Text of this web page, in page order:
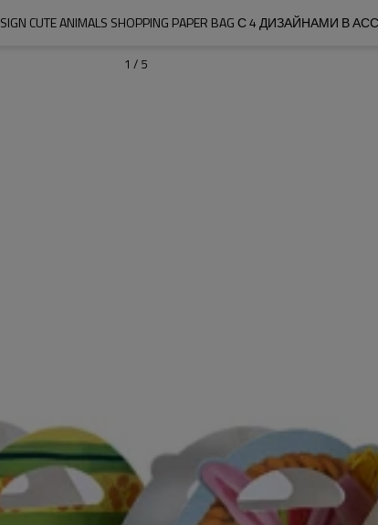
ANIMALS SHOPPING PAPER BAG С 4 ДИЗАЙНАМИ В
1 / 5